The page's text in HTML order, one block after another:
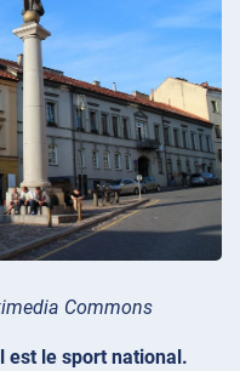
Commons
est le sport national.